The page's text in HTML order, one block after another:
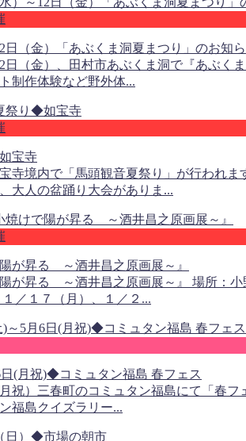
日（金）「あぶくま洞夏まつり」のお知
日（金）、田村市あぶくま洞で『あぶく
制作体験など野外体...
宝寺
寺境内で「馬頭観音夏祭り」が行われ
大人の盆踊り大会がありま...
が昇る ～酒井昌之原画展～』
陽が昇る ～酒井昌之原画展～』 場所：
／１７（月）、１／２...
(月祝)◆コミュタン福島 春フェス
祝）三春町のコミュタン福島にて「春
福島クイズラリー...